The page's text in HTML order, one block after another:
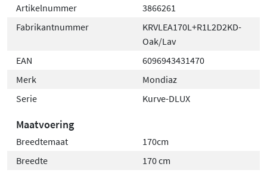
Artikelnummer
3866261
Fabrikantnummer
KRVLEA170L+R1L2D2KD-
Oak/Lav
EAN
6096943431470
Merk
Mondiaz
Serie
Kurve-DLUX
Maatvoering
Breedtemaat
170cm
Breedte
170 cm